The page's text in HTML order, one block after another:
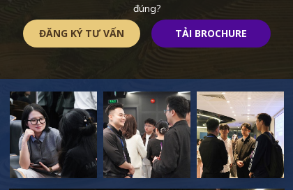
đúng?
ĐĂNG KÝ TƯ VẤN TẢI BROCHURE